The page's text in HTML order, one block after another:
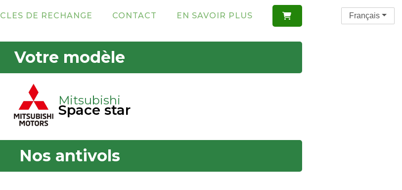
CLES DE RECHANGE CONTACT EN SAVOIR PLUS 
Votre modèle
Mitsubishi
Space star
Nos antivols
Français